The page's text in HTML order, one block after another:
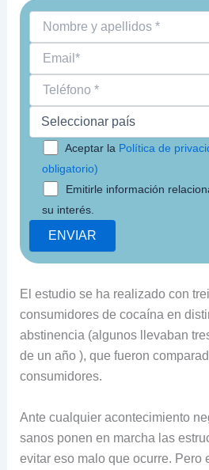
Aceptar la Política de
obligatorio)
Emitirle información
su interés.
El estudio se ha realizado con
consumidores de cocaína en
abstinencia (algunos llevaban
de un año ), que fueron
consumidores.
Ante cualquier acontecimiento
sanos ponen en marcha las
evitar eso malo que ocurre. Pero